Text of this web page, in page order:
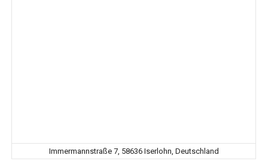
Immermannstraße 7, 58636 Iserlohn, Deutschland